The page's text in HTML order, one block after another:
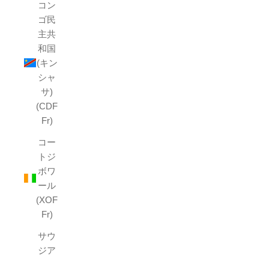
コン
ゴ民
主共
和国
(キン
シャ
サ)
(CDF
Fr)
コー
トジ
ボワ
ール
(XOF
Fr)
サウ
ジア